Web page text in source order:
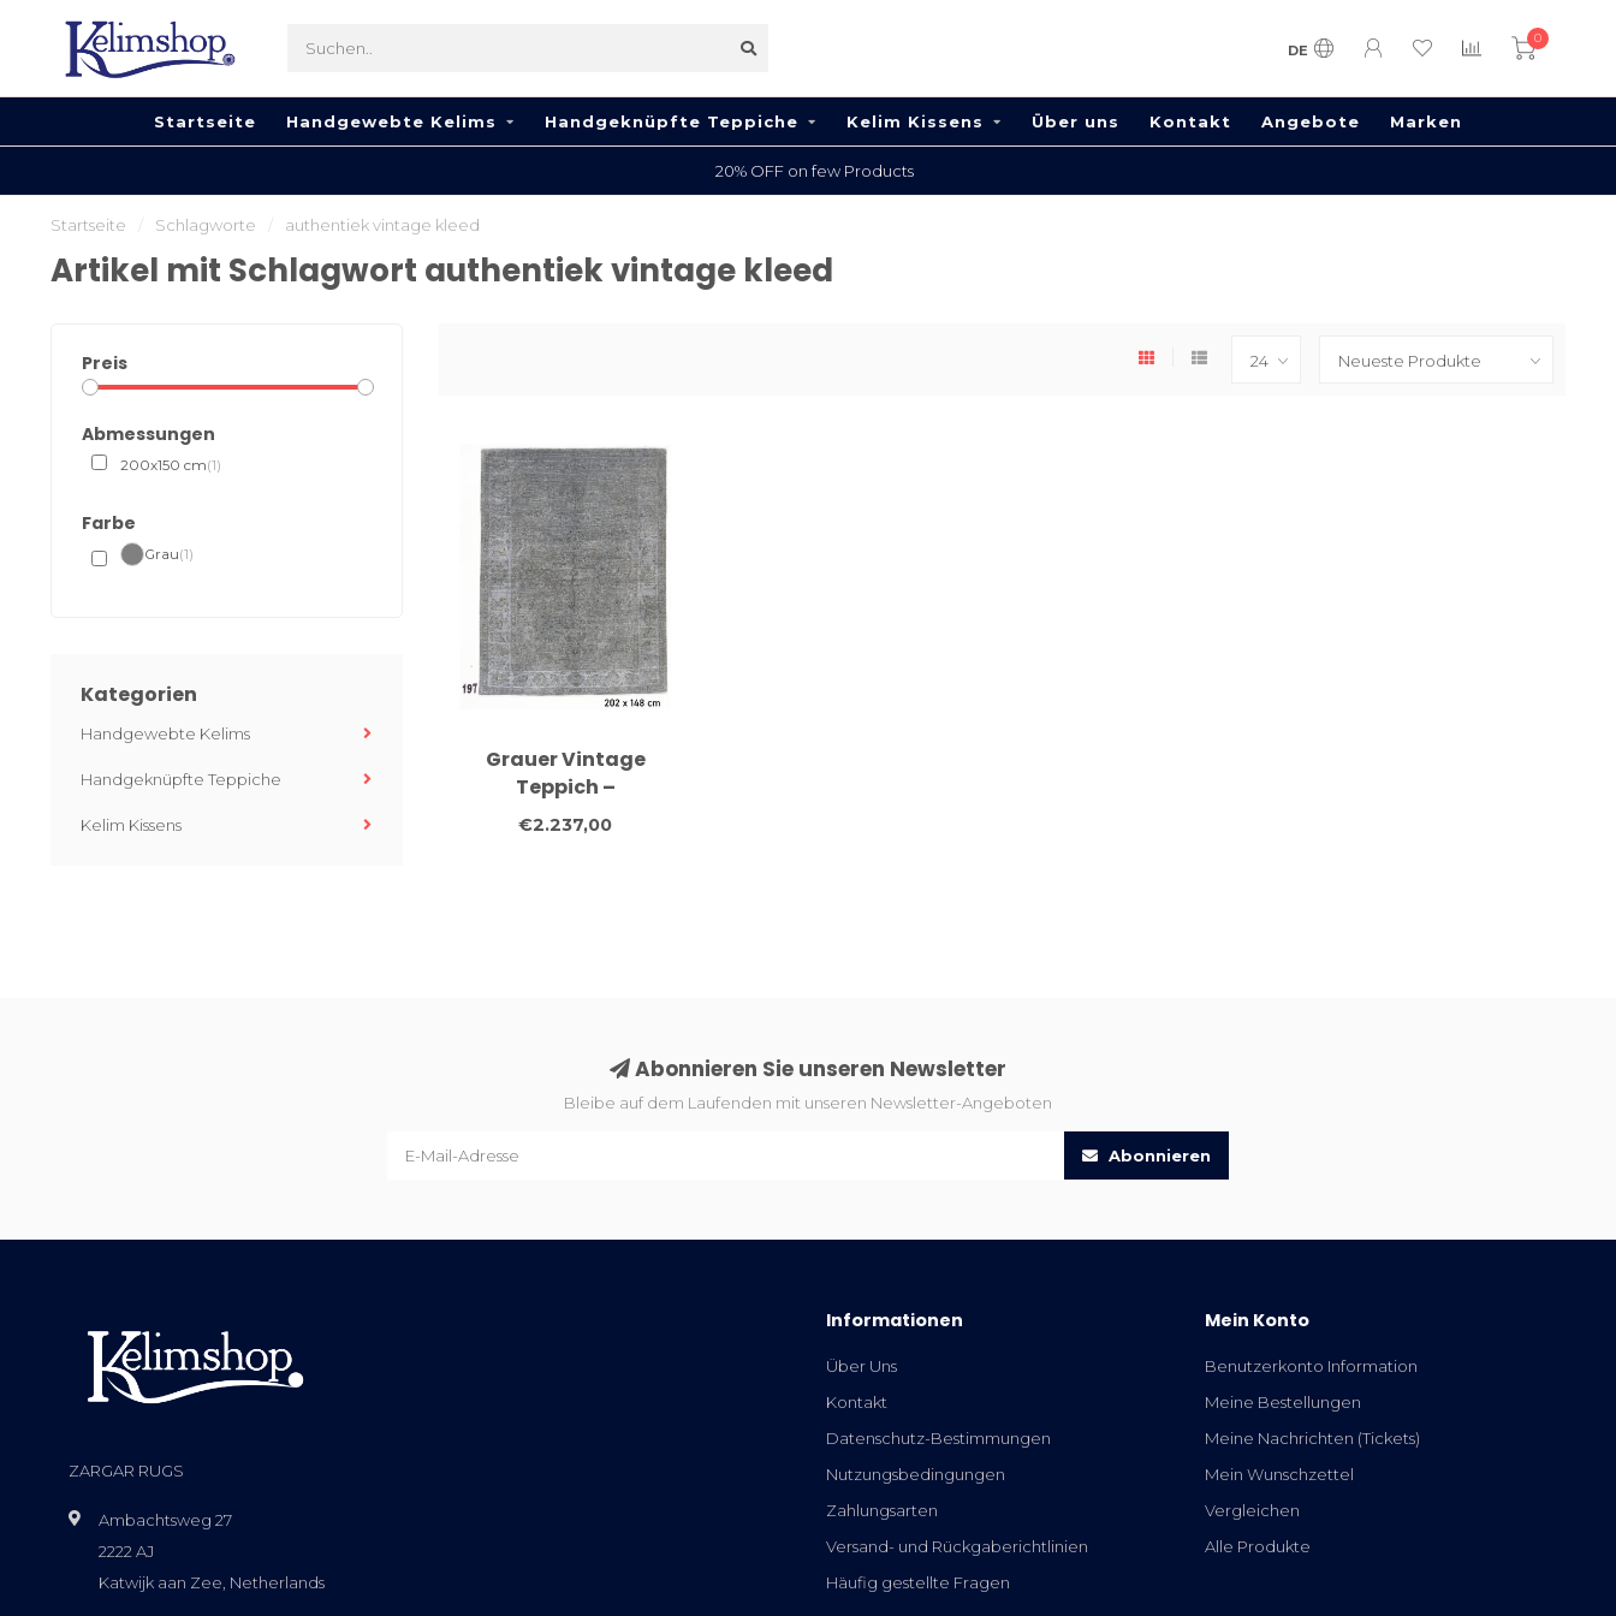
DE
0
Startseite Handgewebte Kelims Handgeknüpfte Teppiche Kelim Kissens Über uns Kontakt Angebote Marken
20% OFF on few Products
Startseite Schlagworte authentiek vintage kleed
Artikel mit Schlagwort authentiek vintage kleed
Preis
Abmessungen
200x150 cm(1)
Farbe
Grau(1)
Kategorien
Handgewebte Kelims
Handgeknüpfte Teppiche
Kelim Kissens
Grauer Vintage
Teppich –
handgeknüpfter
Wollteppich – 202 x
€2.237,00
Abonnieren Sie unseren Newsletter
Bleibe auf dem Laufenden mit unseren Newsletter-Angeboten
Abonnieren
ZARGAR RUGS
Ambachtsweg 27
2222 AJ
Katwijk aan Zee, Netherlands
Informationen
Über Uns
Kontakt
Datenschutz-Bestimmungen
Nutzungsbedingungen
Zahlungsarten
Versand- und Rückgaberichtlinien
Häufig gestellte Fragen
Mein Konto
Benutzerkonto Information
Meine Bestellungen
Meine Nachrichten (Tickets)
Mein Wunschzettel
Vergleichen
Alle Produkte